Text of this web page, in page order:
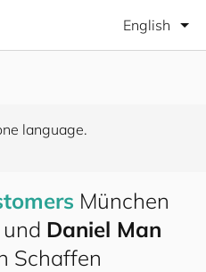
Select
language.
tomers München
Daniel Man
Schaffen